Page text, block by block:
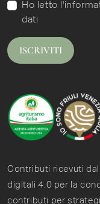
Ho letto
dati
ISCRIVITI
Contributi ricevuti
digitali 4.0 per la
contributi per